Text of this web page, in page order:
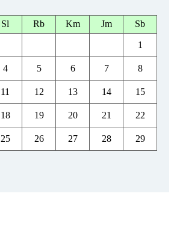
Sl Rb Km Jm Sb
1
4 5 6 7 8
11 12 13 14 15
18 19 20 21 22
25 26 27 28 29